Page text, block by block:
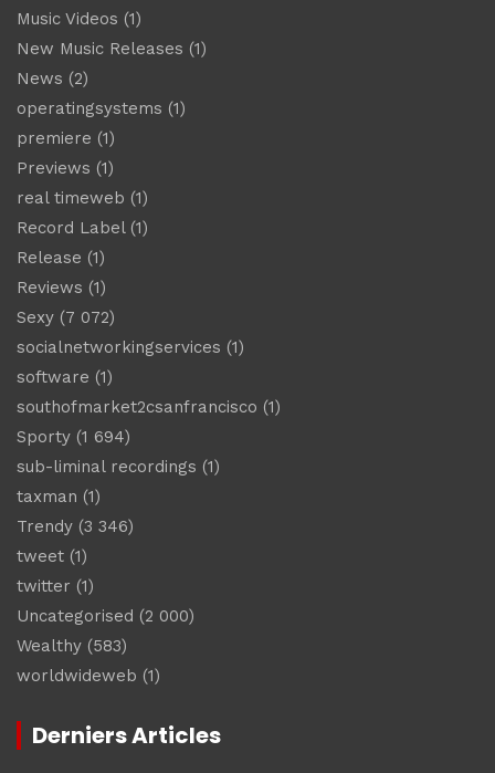
Music Videos (1)
New Music Releases (1)
News (2)
operatingsystems (1)
premiere (1)
Previews (1)
real timeweb (1)
Record Label (1)
Release (1)
Reviews (1)
Sexy (7 072)
socialnetworkingservices (1)
software (1)
southofmarket2csanfrancisco (1)
Sporty (1 694)
sub-liminal recordings (1)
taxman (1)
Trendy (3 346)
tweet (1)
twitter (1)
Uncategorised (2 000)
Wealthy (583)
worldwideweb (1)
Derniers Articles